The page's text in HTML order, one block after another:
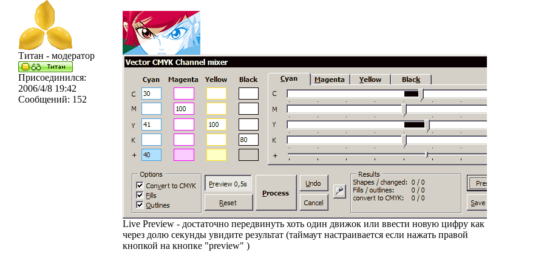
Титан - модератор
Присоединился:
2006/4/8 19:42
Сообщений: 152
Live Preview - достаточно передвинуть хоть один движок или ввести новую цифру как
через долю секунды увидите результат (таймаут настраивается если нажать правой
кнопкой на кнопке "preview" )